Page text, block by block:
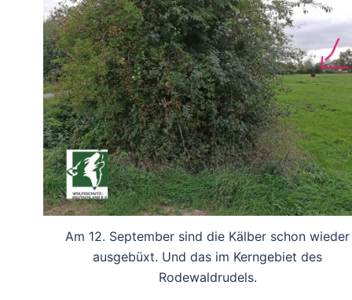
Am 12. September sind die Kälber schon wieder
ausgebüxt. Und das im Kerngebiet des
Rodewaldrudels.